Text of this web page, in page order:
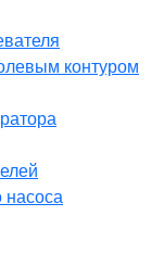
контуром
насоса